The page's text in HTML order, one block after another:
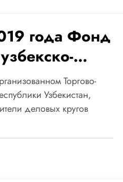
года Фонд
Форуме
Торгово-
Узбекистан,
деловых кругов